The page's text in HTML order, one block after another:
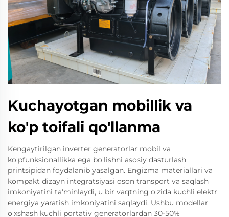
Kuchayotgan mobillik va
ko'p toifali qo'llanma
Kengaytirilgan inverter generatorlar mobil va
ko'pfunksionallikka ega bo'lishni asosiy dasturlash
printsipidan foydalanib yasalgan. Engizma materiallari va
kompakt dizayn integratsiyasi oson transport va saqlash
imkoniyatini ta'minlaydi, u bir vaqtning o'zida kuchli elektr
energiya yaratish imkoniyatini saqlaydi. Ushbu modellar
o'xshash kuchli portativ generatorlardan 30-50%